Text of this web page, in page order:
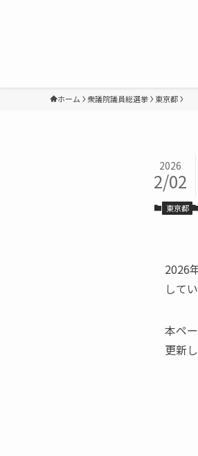
ホーム 衆議院議員総選挙 東京都
2026
2/02
東京都
2026
して
本ペ
更新し